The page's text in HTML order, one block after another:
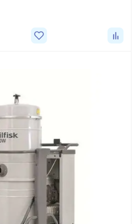
рассчитываем
и ориентировочную стоимость
готовим счёт, договор
и принимаем оплату по